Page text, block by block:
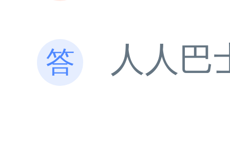
人人巴